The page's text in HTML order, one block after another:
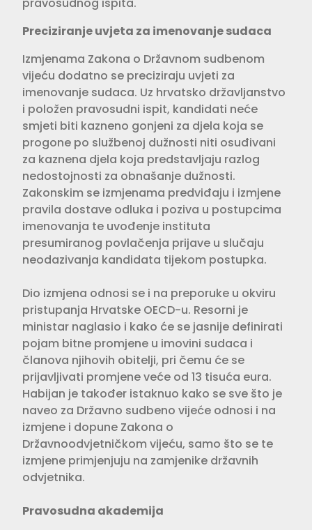
pravosudnog ispita.
Preciziranje uvjeta za imenovanje sudaca
Izmjenama Zakona o Državnom sudbenom
vijeću dodatno se preciziraju uvjeti za
imenovanje sudaca. Uz hrvatsko državljanstvo
i položen pravosudni ispit, kandidati neće
smjeti biti kazneno gonjeni za djela koja se
progone po službenoj dužnosti niti osuđivani
za kaznena djela koja predstavljaju razlog
nedostojnosti za obnašanje dužnosti.
Zakonskim se izmjenama predviđaju i izmjene
pravila dostave odluka i poziva u postupcima
imenovanja te uvođenje instituta
presumiranog povlačenja prijave u slučaju
neodazivanja kandidata tijekom postupka.
Dio izmjena odnosi se i na preporuke u okviru
pristupanja Hrvatske OECD-u. Resorni je
ministar naglasio i kako će se jasnije definirati
pojam bitne promjene u imovini sudaca i
članova njihovih obitelji, pri čemu će se
prijavljivati promjene veće od 13 tisuća eura.
Habijan je također istaknuo kako se sve što je
naveo za Državno sudbeno vijeće odnosi i na
izmjene i dopune Zakona o
Državnoodvjetničkom vijeću, samo što se te
izmjene primjenjuju na zamjenike državnih
odvjetnika.
Pravosudna akademija